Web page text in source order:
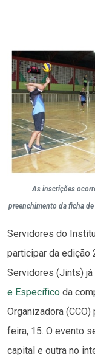
As inscrições
preenchimento da ficha
Servidores do
participar da edição
Servidores (Jints)
e Específico da
Organizadora
feira, 15. O evento
capital e outra no